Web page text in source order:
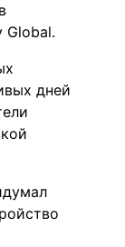
Global.
дней